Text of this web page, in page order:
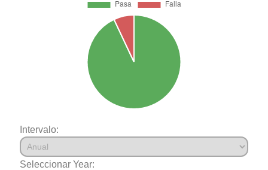
Intervalo:
Seleccionar Year: